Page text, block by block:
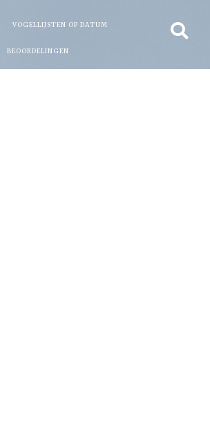
VOGELLIJSTEN OP DATUM
BEOORDELINGEN